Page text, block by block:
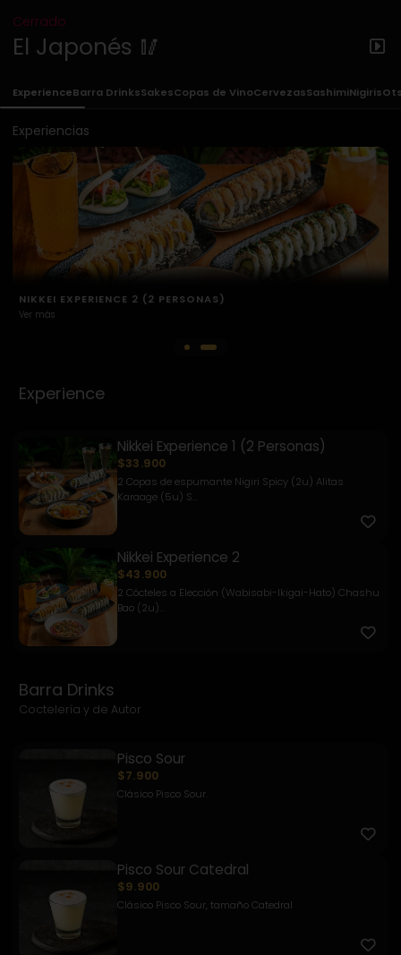
Cerrado
El Japonés 🥢
ExperienceBarra DrinksSakesCopas de VinoCervezasSashimiNigiris
Experiencias
NIKKEI EXPERIENCE 1 (2 PERSONAS)
Ver más
Experience
Nikkei Experience 1 (2 Personas)
$33.900
2 Copas de espumante Nigiri Spicy (2u) Alitas
Karaage (5u) S...
Nikkei Experience 2
$43.900
2 Cócteles a Elección (Wabisabi-Ikigai-Hato) Chashu
Bao (2u)...
Barra Drinks
Coctelería y de Autor
Pisco Sour
$7.900
Clásico Pisco Sour.
Pisco Sour Catedral
$9.900
Clásico Pisco Sour, tamaño Catedral